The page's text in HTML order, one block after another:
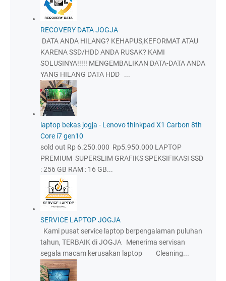
RECOVERY DATA JOGJA
DATA ANDA HILANG? KEHAPUS,KEFORMAT ATAU
KARENA SSD/HDD ANDA RUSAK? KAMI
SOLUSINYA!!!!! MENGEMBALIKAN DATA-DATA ANDA
YANG HILANG DATA HDD ...
laptop bekas jogja - Lenovo thinkpad X1 Carbon 8th
Core i7 gen10
sold out Rp 6.250.000 Rp5.950.000 LAPTOP
PREMIUM SUPERSLIM GRAFIKS SPEKSIFIKASI SSD
: 256 GB RAM : 16 GB...
SERVICE LAPTOP JOGJA
Kami pusat service laptop berpengalaman puluhan
tahun, TERBAIK di JOGJA Menerima servisan
segala macam kerusakan laptop Cleaning...